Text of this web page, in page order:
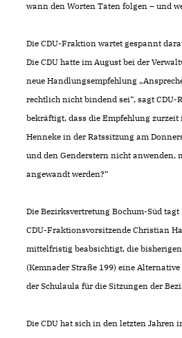
wann den Worten Taten folgen – und
Die CDU-Fraktion wartet gespannt
Die CDU hatte im August bei der
neue Handlungsempfehlung
rechtlich nicht bindend sei“, sagt
bekräftigt, dass die Empfehlung
Henneke in der Ratssitzung am
und den Genderstern nicht anwenden,
angewandt werden?“
Die Bezirksvertretung Bochum-Süd
CDU-Fraktionsvorsitzende Christian
mittelfristig beabsichtigt, die
(Kemnader Straße 199) eine
der Schulaula für die Sitzungen der
Die CDU hat sich in den letzten